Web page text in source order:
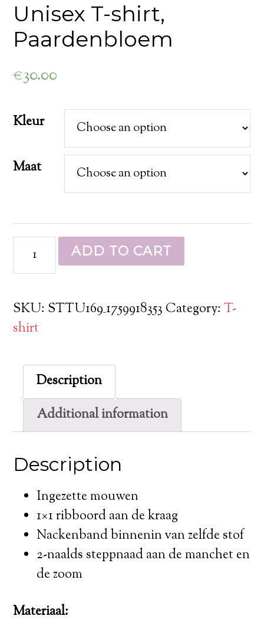
Unisex T-shirt,
Paardenbloem
€30.00
Kleur
Maat
ADD TO CART
SKU: STTU169_1759918353 Category:T-
shirt
Description
Additional information
Description
Ingezette mouwen
1×1 ribboord aan de kraag
Nackenband binnenin van zelfde stof
2-naalds steppnaad aan de manchet en
de zoom
Materiaal: